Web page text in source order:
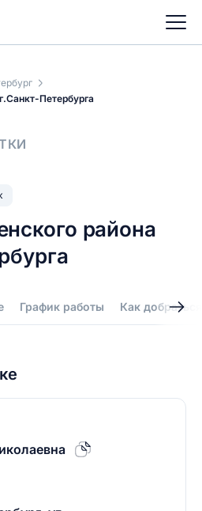
Петербурга
района
График работы Как добраться